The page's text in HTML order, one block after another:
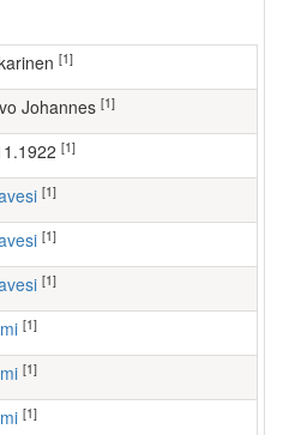
[1]
Johannes [1]
[1]
[1]
[1]
[1]
[1]
[1]
[1]